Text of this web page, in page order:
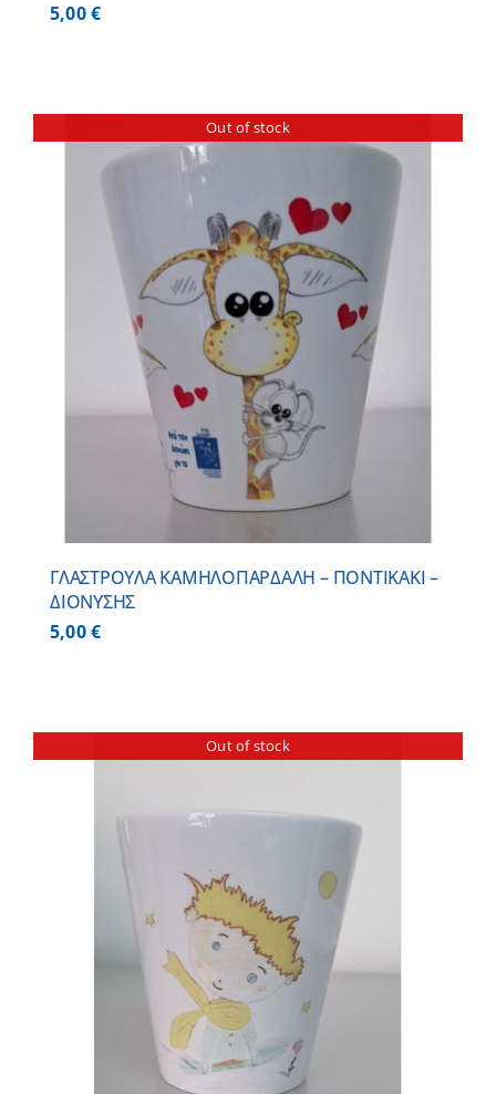
5,00€
Out of stock
ΓΛΑΣΤΡΟΥΛΑ ΚΑΜΗΛΟΠΑΡΔΑΛΗ – ΠΟΝΤΙΚΑΚΙ –
ΔΙΟΝΥΣΗΣ
5,00€
Out of stock